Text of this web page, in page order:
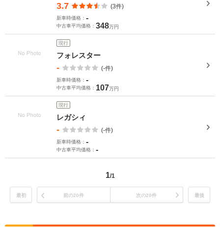
3.7 (3件)
新車時価格： -
中古車平均価格： 348万円
現行
フォレスター
- (-件)
新車時価格： -
中古車平均価格： 107万円
現行
レガシィ
- (-件)
新車時価格： -
中古車平均価格： -
1/1
最初 前の20件 次の20件 最後